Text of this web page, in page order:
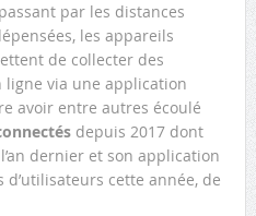
par les distances
les appareils
de collecter des
via une application
avoir entre autres écoulé
depuis 2017 dont
dernier et son application
cette année, de